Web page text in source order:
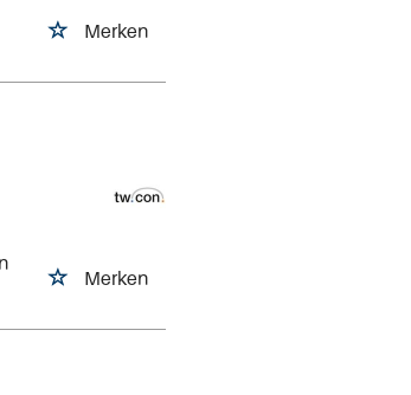
Merken
Merken